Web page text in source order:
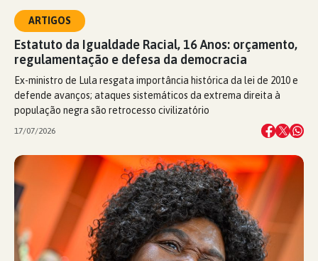
ARTIGOS
Estatuto da Igualdade Racial, 16 Anos: orçamento,
regulamentação e defesa da democracia
Ex-ministro de Lula resgata importância histórica da lei de 2010 e
defende avanços; ataques sistemáticos da extrema direita à
população negra são retrocesso civilizatório
17/07/2026